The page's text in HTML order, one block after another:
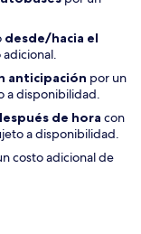
desde/hacia el
anticipación por un
a disponibilidad.
de hora con
a disponibilidad.
costo adicional de